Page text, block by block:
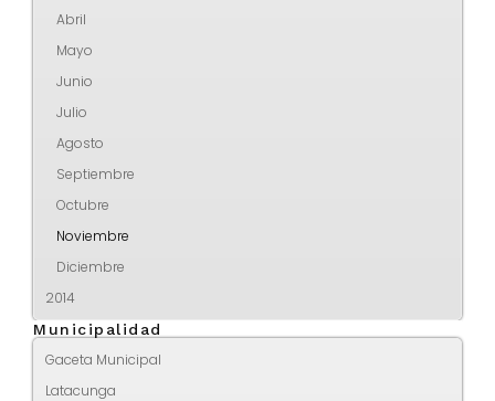
Abril
Mayo
Junio
Julio
Agosto
Septiembre
Octubre
Noviembre
Diciembre
2014
Municipalidad
Gaceta Municipal
Latacunga